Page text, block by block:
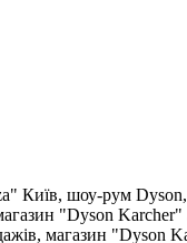
Київ, шоу-рум
"Dyson Karcher"
магазин "Dyson